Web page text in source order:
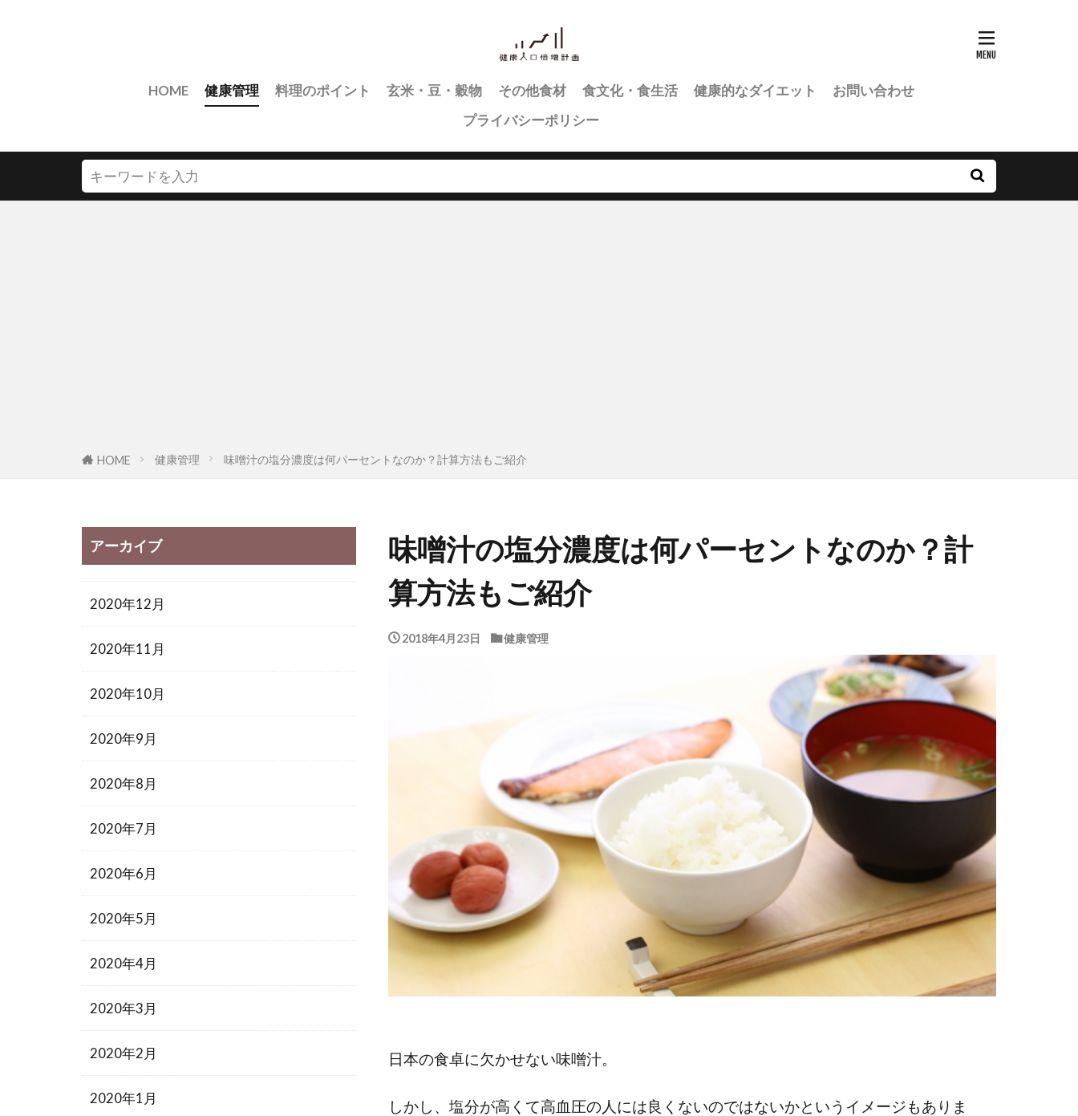
HOME 健康管理 料理のポイント 玄米・豆・穀物 その他食材 食文化・食生活 健康的なダイエット
お問い合わせ
プライバシーポリシー
HOME 健康管理 味噌汁の塩分濃度は何パーセントなのか？計算方法もご紹介
味噌汁の塩分濃度は何パーセントなのか？計
算方法もご紹介
2018年4月23日 健康管理
日本の食卓に欠かせない味噌汁。
しかし、塩分が高くて高血圧の人には良くないのではないかというイメージもありま
アーカイブ
2020年12月
2020年11月
2020年10月
2020年9月
2020年8月
2020年7月
2020年6月
2020年5月
2020年4月
2020年3月
2020年2月
2020年1月